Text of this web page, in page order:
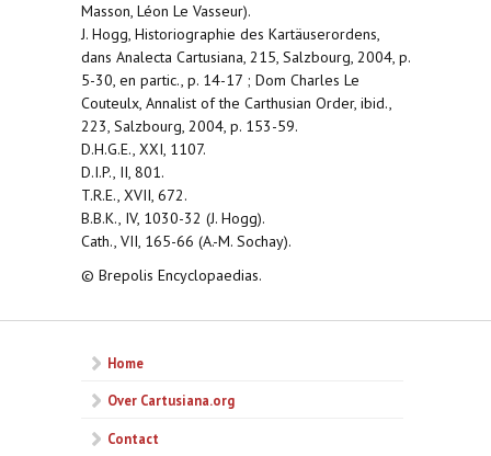
Masson, Léon Le Vasseur).
J. Hogg, Historiographie des Kartäuserordens,
dans Analecta Cartusiana, 215, Salzbourg, 2004, p.
5-30, en partic., p. 14-17 ; Dom Charles Le
Couteulx, Annalist of the Carthusian Order, ibid.,
223, Salzbourg, 2004, p. 153-59.
D.H.G.E., XXI, 1107.
D.I.P., II, 801.
T.R.E., XVII, 672.
B.B.K., IV, 1030-32 (J. Hogg).
Cath., VII, 165-66 (A.-M. Sochay).
© Brepolis Encyclopaedias.
Home
Over Cartusiana.org
Contact